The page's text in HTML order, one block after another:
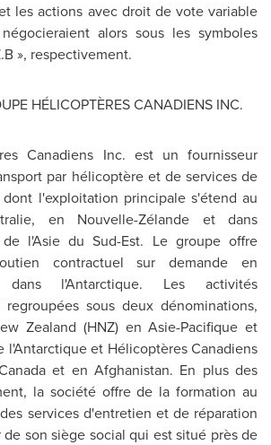
les actions avec droit de vote variable
alors sous les symboles
», respectivement.
HÉLICOPTÈRES CANADIENS INC.
Canadiens Inc. est un fournisseur
par hélicoptère et de services de
l'exploitation principale s'étend au
en Nouvelle-Zélande et dans
l'Asie du Sud-Est. Le groupe offre
contractuel sur demande en
l'Antarctique. Les activités
sous deux dénominations,
Zealand (HNZ) en Asie-Pacifique et
l'Antarctique et Hélicoptères Canadiens
et en Afghanistan. En plus des
la société offre de la formation au
services d'entretien et de réparation
son siège social qui est situé près de